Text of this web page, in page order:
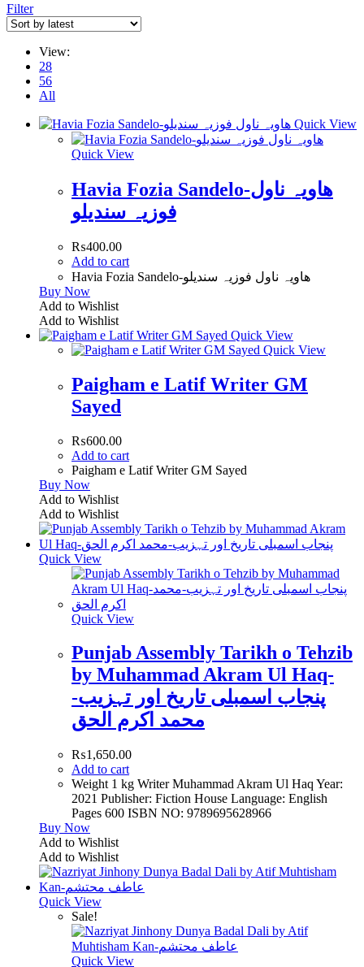
Filter
View:
28
56
All
Quick View
Quick View
Havia Fozia Sandelo-هاويہ ناول
فوزيہ سنديلو
₨400.00
Add to cart
Havia Fozia Sandelo-هاويہ ناول فوزيہ سنديلو
Buy Now
Add to Wishlist
Add to Wishlist
Quick View
Quick View
Paigham e Latif Writer GM
Sayed
₨600.00
Add to cart
Paigham e Latif Writer GM Sayed
Buy Now
Add to Wishlist
Add to Wishlist
Quick View
Quick View
Punjab Assembly Tarikh o Tehzib
by Muhammad Akram Ul Haq-
پنجاب اسمبلی تاریخ اور تہزیب-
محمد اکرم الحق
₨1,650.00
Add to cart
Weight 1 kg Writer Muhammad Akram Ul Haq Year:
2021 Publisher: Fiction House Language: English
Pages 600 ISBN NO: 9789695628966
Buy Now
Add to Wishlist
Add to Wishlist
Quick View
Sale!
Quick View